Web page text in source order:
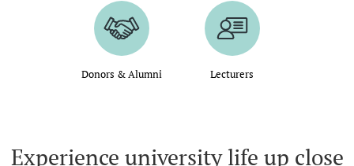
Donors & Alumni Lecturers
Experience university life up close